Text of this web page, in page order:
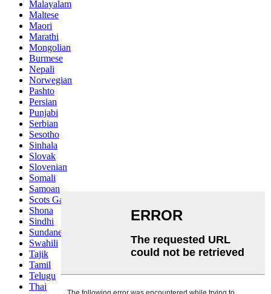
Malayalam
Maltese
Maori
Marathi
Mongolian
Burmese
Nepali
Norwegian
Pashto
Persian
Punjabi
Serbian
Sesotho
Sinhala
Slovak
Slovenian
Somali
Samoan
Scots Gaelic
Shona
Sindhi
Sundanese
Swahili
Tajik
Tamil
Telugu
Thai